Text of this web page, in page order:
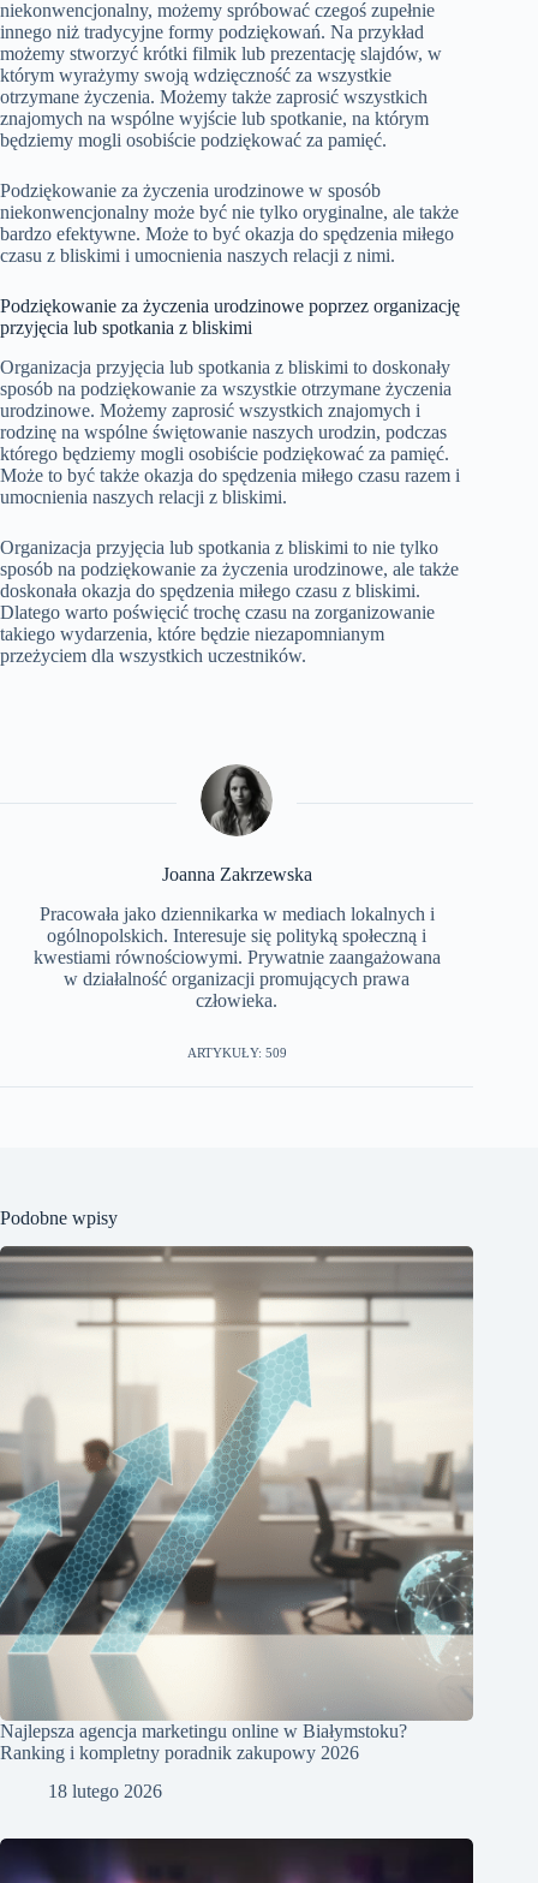
niekonwencjonalny, możemy spróbować czegoś zupełnie
innego niż tradycyjne formy podziękowań. Na przykład
możemy stworzyć krótki filmik lub prezentację slajdów, w
którym wyrażymy swoją wdzięczność za wszystkie
otrzymane życzenia. Możemy także zaprosić wszystkich
znajomych na wspólne wyjście lub spotkanie, na którym
będziemy mogli osobiście podziękować za pamięć.
Podziękowanie za życzenia urodzinowe w sposób
niekonwencjonalny może być nie tylko oryginalne, ale także
bardzo efektywne. Może to być okazja do spędzenia miłego
czasu z bliskimi i umocnienia naszych relacji z nimi.
Podziękowanie za życzenia urodzinowe poprzez organizację
przyjęcia lub spotkania z bliskimi
Organizacja przyjęcia lub spotkania z bliskimi to doskonały
sposób na podziękowanie za wszystkie otrzymane życzenia
urodzinowe. Możemy zaprosić wszystkich znajomych i
rodzinę na wspólne świętowanie naszych urodzin, podczas
którego będziemy mogli osobiście podziękować za pamięć.
Może to być także okazja do spędzenia miłego czasu razem i
umocnienia naszych relacji z bliskimi.
Organizacja przyjęcia lub spotkania z bliskimi to nie tylko
sposób na podziękowanie za życzenia urodzinowe, ale także
doskonała okazja do spędzenia miłego czasu z bliskimi.
Dlatego warto poświęcić trochę czasu na zorganizowanie
takiego wydarzenia, które będzie niezapomnianym
przeżyciem dla wszystkich uczestników.
Joanna Zakrzewska
Pracowała jako dziennikarka w mediach lokalnych i
ogólnopolskich. Interesuje się polityką społeczną i
kwestiami równościowymi. Prywatnie zaangażowana
w działalność organizacji promujących prawa
człowieka.
ARTYKUŁY: 509
Podobne wpisy
Najlepsza agencja marketingu online w Białymstoku?
Ranking i kompletny poradnik zakupowy 2026
18 lutego 2026